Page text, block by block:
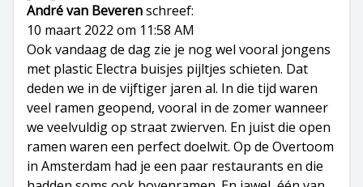
André van Beverenschreef:
10 maart 2022 om 11:58 AM
Ook vandaag de dag zie je nog wel vooral jongens
met plastic Electra buisjes pijltjes schieten. Dat
deden we in de vijftiger jaren al. In die tijd waren
veel ramen geopend, vooral in de zomer wanneer
we veelvuldig op straat zwierven. En juist die open
ramen waren een perfect doelwit. Op de Overtoom
in Amsterdam had je een paar restaurants en die